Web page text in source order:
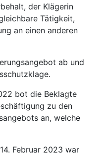
der Klägerin
Tätigkeit,
an einen anderen
ab und
bot die Beklagte
zu den
an, welche
Februar 2023 war